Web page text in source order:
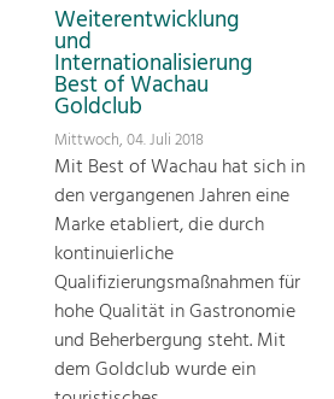
Weiterentwicklung
und
Internationalisierung
Best of Wachau
Goldclub
Mittwoch, 04. Juli 2018
Mit Best of Wachau hat sich in
den vergangenen Jahren eine
Marke etabliert, die durch
kontinuierliche
Qualifizierungsmaßnahmen für
hohe Qualität in Gastronomie
und Beherbergung steht. Mit
dem Goldclub wurde ein